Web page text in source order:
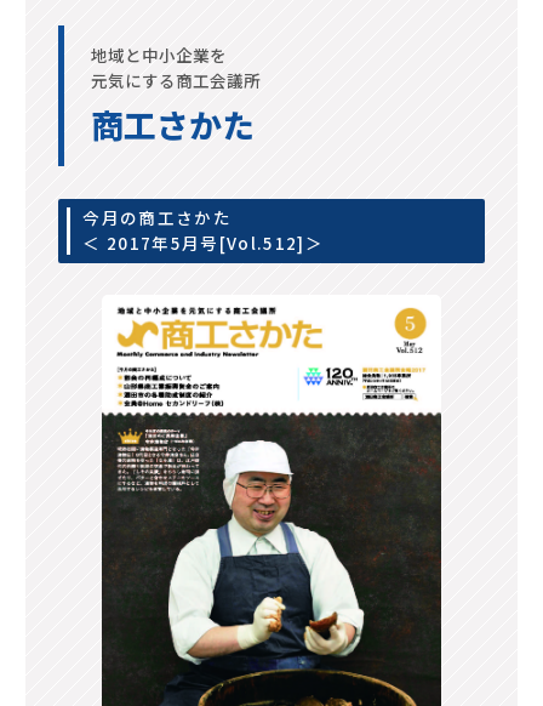
地域と中小企業を
元気にする商工会議所
商工さかた
今月の商工さかた
＜ 2017年5月号[Vol.512]＞